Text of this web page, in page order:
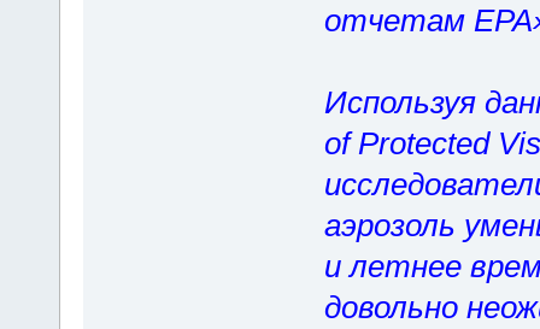
отчетам
Используя
of Protected
аэрозоль
и летнее
довольно